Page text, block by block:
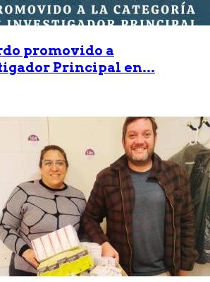
promovido a
Principal en...